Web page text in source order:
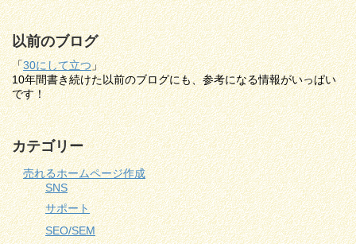
以前のブログ
「30にして立つ」
10年間書き続けた以前のブログにも、参考になる情報がいっぱい
です！
カテゴリー
売れるホームページ作成
SNS
サポート
SEO/SEM